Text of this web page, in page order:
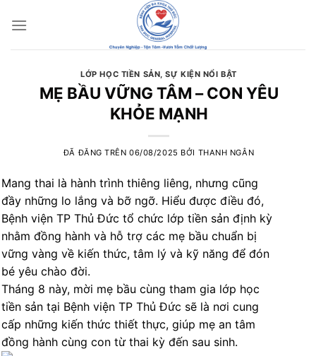
đến
LỚP HỌC TIỀN SẢN,SỰ KIỆN NỔI BẬT
MẸ BẦU VỮNG TÂM – CON YÊU
KHỎE MẠNH
ĐÃ ĐĂNG TRÊN06/08/2025 BỞI THANH NGÂN
Mang thai là hành trình thiêng liêng, nhưng cũng
đầy những lo lắng và bỡ ngỡ. Hiểu được điều đó,
Bệnh viện TP Thủ Đức tổ chức lớp tiền sản định kỳ
nhằm đồng hành và hỗ trợ các mẹ bầu chuẩn bị
vững vàng về kiến thức, tâm lý và kỹ năng để đón
bé yêu chào đời.
Tháng 8 này, mời mẹ bầu cùng tham gia lớp học
tiền sản tại Bệnh viện TP Thủ Đức sẽ là nơi cung
cấp những kiến thức thiết thực, giúp mẹ an tâm
đồng hành cùng con từ thai kỳ đến sau sinh.